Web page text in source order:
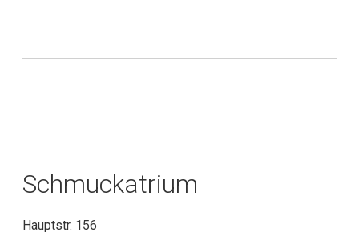
Schmuckatrium
Hauptstr. 156